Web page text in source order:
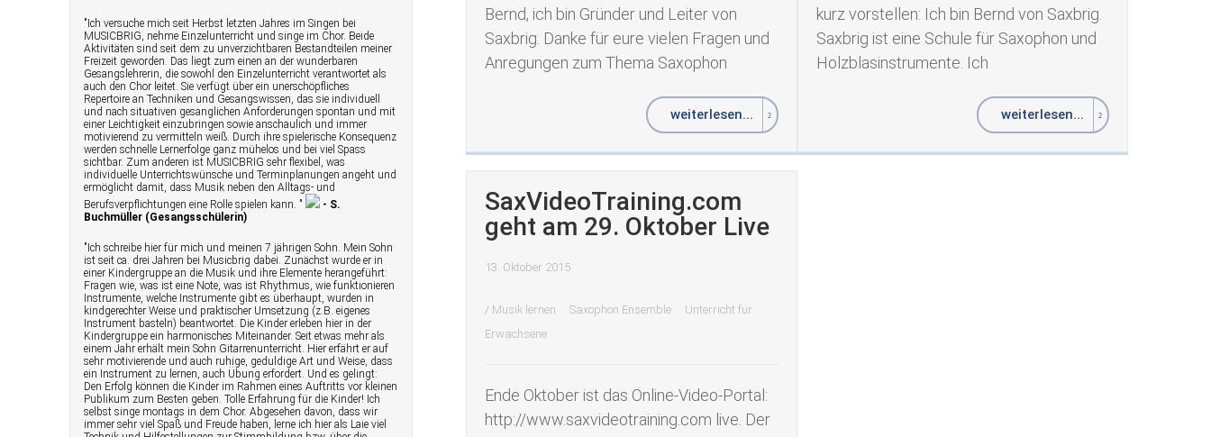
"Ich versuche mich seit Herbst letzten Jahres im Singen bei
MUSICBRIG, nehme Einzelunterricht und singe im Chor. Beide
Aktivitäten sind seit dem zu unverzichtbaren Bestandteilen meiner
Freizeit geworden. Das liegt zum einen an der wunderbaren
Gesangslehrerin, die sowohl den Einzelunterricht verantwortet als
auch den Chor leitet. Sie verfügt über ein unerschöpfliches
Repertoire an Techniken und Gesangswissen, das sie individuell
und nach situativen gesanglichen Anforderungen spontan und mit
einer Leichtigkeit einzubringen sowie anschaulich und immer
motivierend zu vermitteln weiß. Durch ihre spielerische Konsequenz
werden schnelle Lernerfolge ganz mühelos und bei viel Spass
sichtbar. Zum anderen ist MUSICBRIG sehr flexibel, was
individuelle Unterrichtswünsche und Terminplanungen angeht und
ermöglicht damit, dass Musik neben den Alltags- und
Berufsverpflichtungen eine Rolle spielen kann. "
- S.
Buchmüller (Gesangsschülerin)
"Ich schreibe hier für mich und meinen 7 jährigen Sohn. Mein Sohn
ist seit ca. drei Jahren bei Musicbrig dabei. Zunächst wurde er in
einer Kindergruppe an die Musik und ihre Elemente herangeführt:
Fragen wie, was ist eine Note, was ist Rhythmus, wie funktionieren
Instrumente, welche Instrumente gibt es überhaupt, wurden in
kindgerechter Weise und praktischer Umsetzung (z.B. eigenes
Instrument basteln) beantwortet. Die Kinder erleben hier in der
Kindergruppe ein harmonisches Miteinander. Seit etwas mehr als
einem Jahr erhält mein Sohn Gitarrenunterricht. Hier erfährt er auf
sehr motivierende und auch ruhige, geduldige Art und Weise, dass
ein Instrument zu lernen, auch Übung erfordert. Und es gelingt:
Den Erfolg können die Kinder im Rahmen eines Auftritts vor kleinen
Publikum zum Besten geben. Tolle Erfahrung für die Kinder! Ich
selbst singe montags in dem Chor. Abgesehen davon, dass wir
immer sehr viel Spaß und Freude haben, lerne ich hier als Laie viel
Bernd, ich bin Gründer und Leiter von
Saxbrig. Danke für eure vielen Fragen und
Anregungen zum Thema Saxophon
weiterlesen...
kurz vorstellen: Ich bin Bernd von Saxbrig.
Saxbrig ist eine Schule für Saxophon und
Holzblasinstrumente. Ich
weiterlesen...
SaxVideoTraining.com
geht am 29. Oktober Live
13. Oktober 2015
/ Musik lernen Saxophon Ensemble
Unterricht für
Erwachsene
Ende Oktober ist das Online-Video-Portal:
http://www.saxvideotraining.com live. Der